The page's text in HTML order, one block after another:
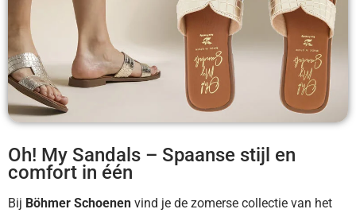
Oh! My Sandals – Spaanse stijl en
comfort in één
Bij Böhmer Schoenen vind je de zomerse collectie van het